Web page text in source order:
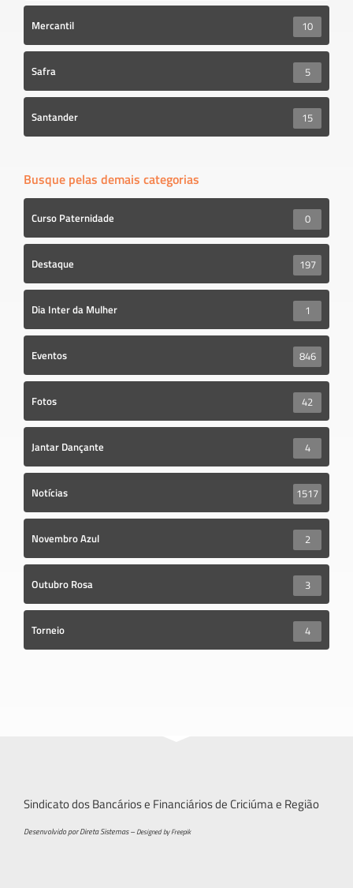
Mercantil 10
Safra 5
Santander 15
Busque pelas demais categorias
Curso Paternidade 0
Destaque 197
Dia Inter da Mulher 1
Eventos 846
Fotos 42
Jantar Dançante 4
Notícias 1517
Novembro Azul 2
Outubro Rosa 3
Torneio 4
Sindicato dos Bancários e Financiários de Criciúma e Região
Desenvolvido por Direta Sistemas –Designed by Freepik